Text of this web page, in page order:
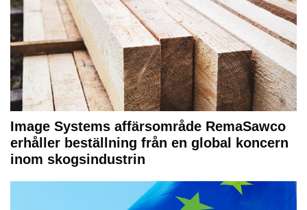
Image Systems affärsområde RemaSawco
erhåller beställning från en global koncern
inom skogsindustrin